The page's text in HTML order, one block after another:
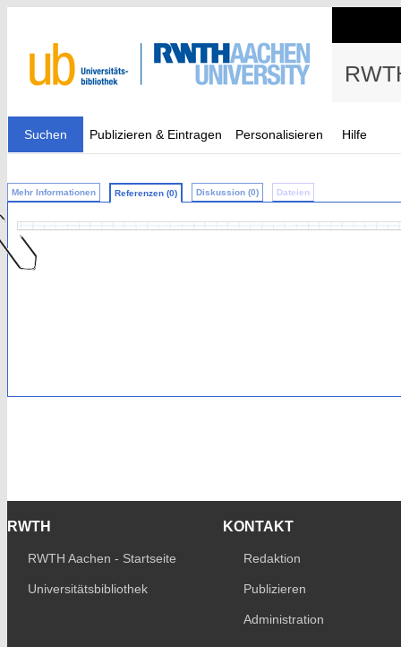
Suchen Publizieren & Eintragen Personalisieren Hilfe
Mehr Informationen Referenzen (0) Diskussion (0) Dateien
RWTH
RWTH Aachen - Startseite
Universitätsbibliothek
KONTAKT
Redaktion
Publizieren
Administration